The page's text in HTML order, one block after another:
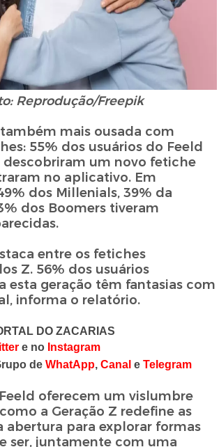
Reprodução/Freepik
mais ousada com
55% dos usuários do Feeld
descobriram um novo fetiche
no aplicativo. Em
dos Millenials, 39% da
dos Boomers tiveram
entre os fetiches
Z. 56% dos usuários
esta geração têm fantasias com
informa o relatório.
DO ZACARIAS
e no Instagram
deWhatApp,Canal eTelegram
oferecem um vislumbre
a Geração Z redefine as
abertura para explorar formas
ser, juntamente com uma